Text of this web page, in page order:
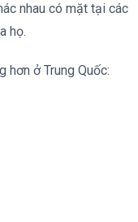
nhau có mặt tại các
họ.
hơn ở Trung Quốc: